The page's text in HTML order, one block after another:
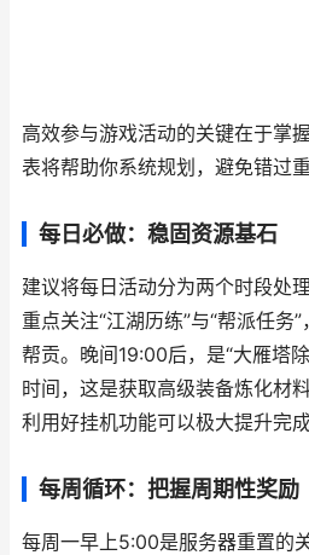
高效参与游戏活动的关键在于掌
表将帮助你系统规划，避免错过重
每日必做：稳固资源基石
建议将每日活动分为两个时段处
重点关注“江湖历练”与“帮派任务
帮贡。晚间19:00后，是“大雁塔
时间，这是获取高级装备炼化材
利用好挂机功能可以极大提升完成
每周循环：把握周期性奖励
每周一早上5:00是服务器重置的